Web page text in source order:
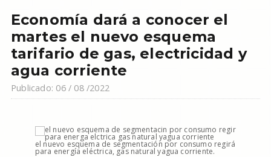
Economía dará a conocer el
martes el nuevo esquema
tarifario de gas, electricidad y
agua corriente
Publicado: 06 / 08 /2022
el nuevo esquema de segmentación por consumo regirá
para energía eléctrica, gas natural yagua corriente.